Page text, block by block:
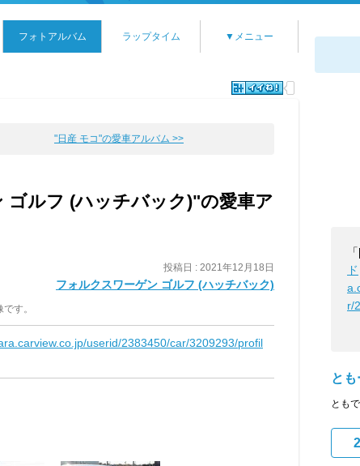
フォトアルバム ラップタイム ▼メニュー
"日産 モコ"の愛車アルバム >>
ゴルフ (ハッチバック)"の愛車ア
投稿日 : 2021年12月18日
フォルクスワーゲン ゴルフ (ハッチバック)
す。
userid/2383450/car/3209293/profil
ド
r/
と
とも